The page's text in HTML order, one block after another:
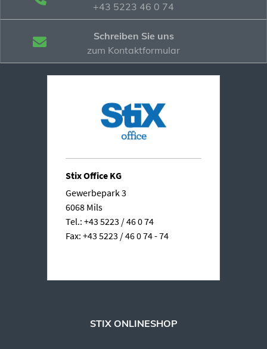
+43 5223 46 0 74
Schreiben Sie uns
zum Kontaktformular
Stix Office KG
Gewerbepark 3
6068 Mils
Tel.: +43 5223 / 46 0 74
Fax: +43 5223 / 46 0 74 - 74
STIX ONLINESHOP